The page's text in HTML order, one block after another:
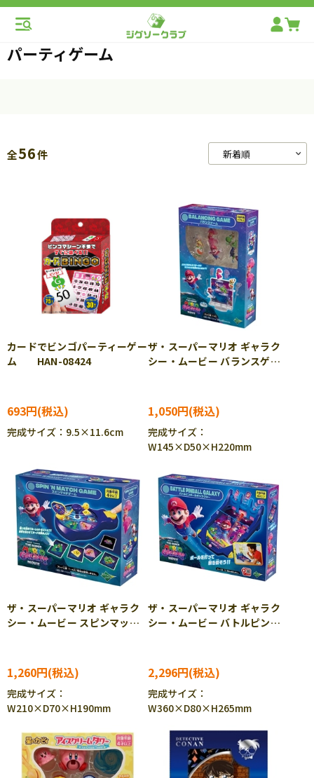
パーティゲーム
全56件
カードでビンゴパーティーゲー
ム HAN-08424
693円
完成サイズ：9.5×11.6cm
ザ・スーパーマリオ ギャラク
シー・ムービー バランスゲー
1,050円
完成サイズ：
W145×D50×H220mm
ザ・スーパーマリオ ギャラク
シー・ムービー スピンマッチ
1,260円
完成サイズ：
W210×D70×H190mm
ザ・スーパーマリオ ギャラク
シー・ムービー バトルピンボ
2,296円
完成サイズ：
W360×D80×H265mm